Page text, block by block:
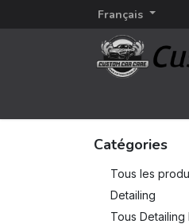
Français
Catégories
Tous les
Detailing
Tous Detailing